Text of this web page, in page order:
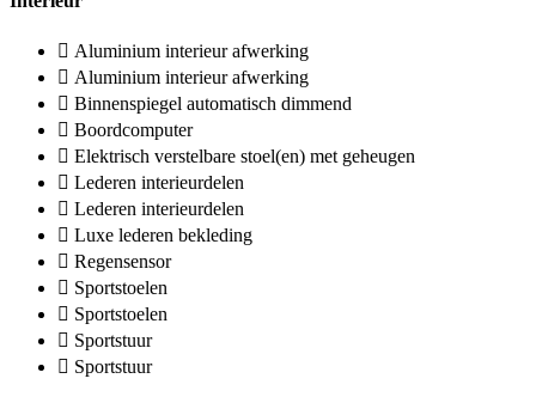
Aluminium interieur afwerking
Aluminium interieur afwerking
Binnenspiegel automatisch dimmend
Boordcomputer
Elektrisch verstelbare stoel(en) met geheugen
Lederen interieurdelen
Lederen interieurdelen
Luxe lederen bekleding
Regensensor
Sportstoelen
Sportstoelen
Sportstuur
Sportstuur